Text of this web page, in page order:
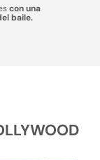
con una
baile.